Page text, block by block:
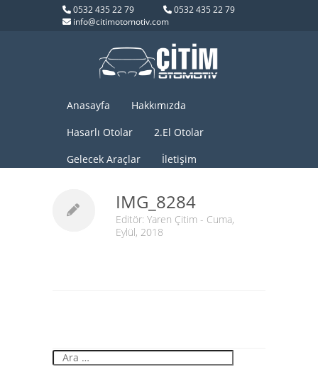
0532 435 22 79
0532 435 22 79
info@citimotomotiv.com
Anasayfa
Hakkımızda
Hasarlı Otolar
2.El Otolar
Gelecek Araçlar
İletişim
IMG_8284
Editör: Yaren Çitim - Cuma,
Eylül, 2018